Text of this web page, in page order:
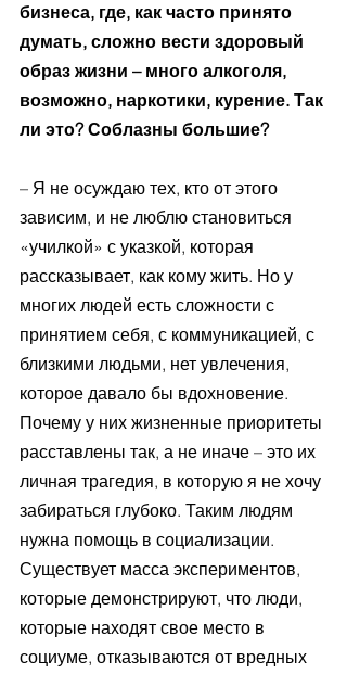
бизнеса, где, как часто принято
думать, сложно вести здоровый
образ жизни – много алкоголя,
возможно, наркотики, курение. Так
ли это? Соблазны большие?
– Я не осуждаю тех, кто от этого
зависим, и не люблю становиться
«училкой» с указкой, которая
рассказывает, как кому жить. Но у
многих людей есть сложности с
принятием себя, с коммуникацией, с
близкими людьми, нет увлечения,
которое давало бы вдохновение.
Почему у них жизненные приоритеты
расставлены так, а не иначе – это их
личная трагедия, в которую я не хочу
забираться глубоко. Таким людям
нужна помощь в социализации.
Существует масса экспериментов,
которые демонстрируют, что люди,
которые находят свое место в
социуме, отказываются от вредных